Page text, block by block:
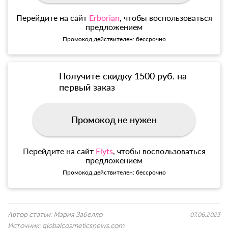
Перейдите на сайт Erborian, чтобы воспользоваться
предложением
Промокод действителен: бессрочно
Получите скидку 1500 руб. на
первый заказ
Промокод не нужен
Перейдите на сайт Elyts, чтобы воспользоваться
предложением
Промокод действителен: бессрочно
Автор статьи: Мария Забелло
Источник: globalcosmeticsnews.com
07.06.2023